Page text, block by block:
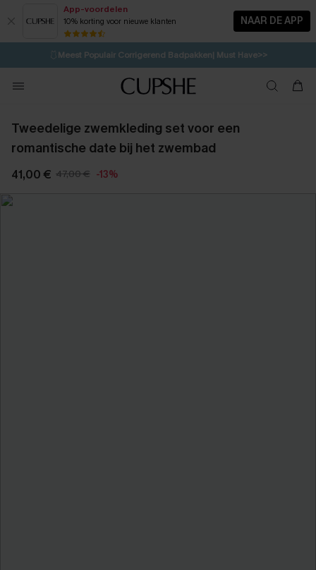
App-voordelen
10% korting voor nieuwe klanten NAAR DE APP
⚡️LAATSTE KANS | Tot 50% korting>>
🩱Meest Populair Corrigerend Badpakken| Must Have>>
💌Abonneer je & ontvang tot 15% korting>>
Koop 3, krijg 15% korting | CODE: SW15
Tweedelige zwemkleding set voor een
romantische date bij het zwembad
41,00 € 47,00 € -13%